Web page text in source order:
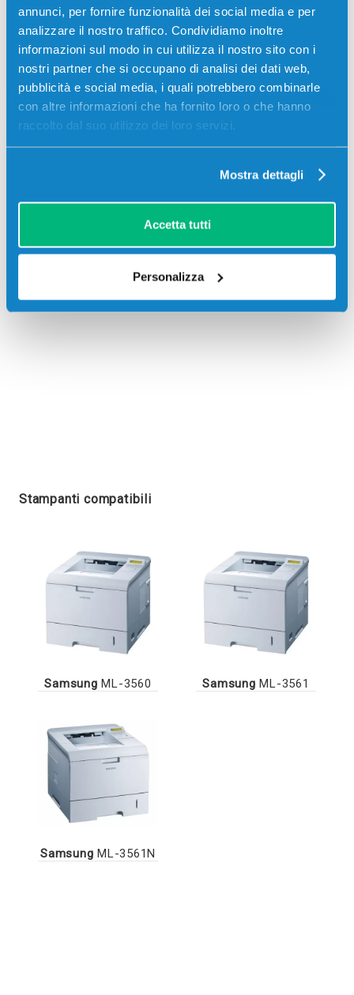
annunci, per fornire funzionalità dei social media e per
analizzare il nostro traffico. Condividiamo inoltre
informazioni sul modo in cui utilizza il nostro sito con i
nostri partner che si occupano di analisi dei dati web,
pubblicità e social media, i quali potrebbero combinarle
con altre informazioni che ha fornito loro o che hanno
raccolto dal suo utilizzo dei loro servizi.
Mostra dettagli
Accetta tutti
Personalizza
Toner originale Samsung ML-3560D6/ELS NERO
6000 pagine per Stampanti: Samsung ML-3560,
Samsung ML-3561, Samsung ML-3561N
Stampanti compatibili
Samsung ML-3560 Samsung ML-3561
Samsung ML-3561N